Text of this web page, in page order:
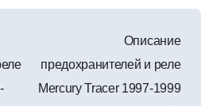
Описание
предохранителей и реле
Mercury Tracer 1997-1999